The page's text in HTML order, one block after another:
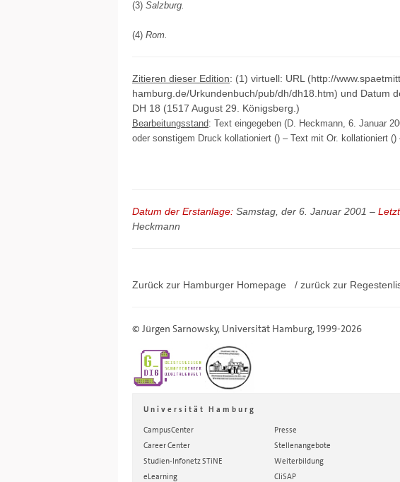
(3) Salzburg.
(4) Rom.
Zitieren dieser Edition: (1) virtuell: URL (http://
hamburg.de/Urkundenbuch/pub/dh/dh18.htm) und Datum
DH 18 (1517 August 29. Königsberg.)
Bearbeitungsstand: Text eingegeben (D. Heckmann, 6. Januar
oder sonstigem Druck kollationiert () – Text mit Or. kollationiert
Datum der Erstanlage: Samstag, der 6. Januar 2001 –
Heckmann
Zurück zur Hamburger Homepage / zurück zur
© Jürgen Sarnowsky, Universität Hamburg, 1999-2026